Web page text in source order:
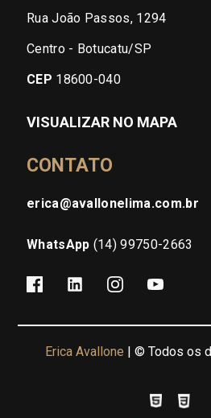
Rua João Passos, 1294
Centro - Botucatu/SP
CEP 18600-040
VISUALIZAR NO MAPA
CONTATO
erica@avallonelima.com.br
WhatsApp (14) 99750-2663
Erica Avallone | © Todos os